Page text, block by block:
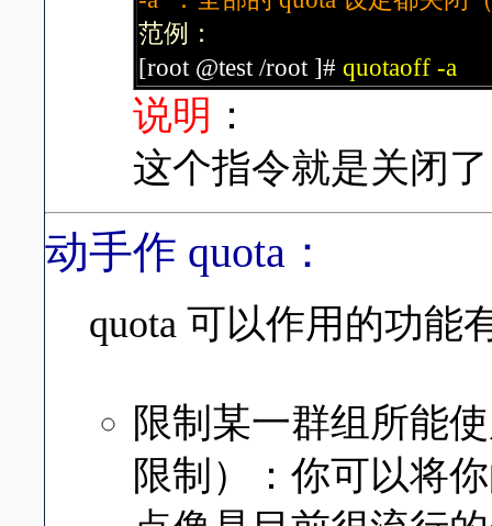
范例：
[root @test /root ]# quotaoff -a
说明 ：
这个指令就是关闭
动手作 quota：
quota 可以作用的功能
限制某一群组所能
限制）：你可以将